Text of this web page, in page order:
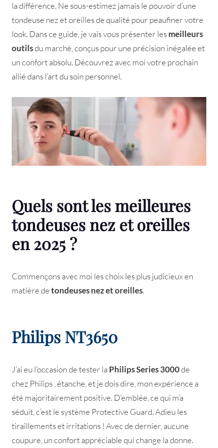
la différence. Ne sous-estimez jamais le pouvoir d’une
tondeuse nez et oreilles de qualité pour peaufiner votre
look. Dans ce guide, je vais vous présenter lesmeilleurs
outilsdu marché, conçus pour une précision inégalée et
un confort absolu. Découvrez avec moi votre prochain
allié dans l’art du soin personnel.
Quels sont les meilleures
tondeuses nez et oreilles
en 2025 ?
Commençons avec moi les choix les plus judicieux en
matière detondeuses nez et oreilles.
Philips NT3650
J’ai eu l’occasion de tester la Philips Series 3000de
chez Philips , étanche, et je dois dire, mon expérience a
été majoritairement positive. D’emblée, ce qui m’a
séduit, c’est le système Protective Guard. Adieu les
tiraillements et irritations ! Avec de dernier, aucune
coupure, un confort appréciable qui change la donne.